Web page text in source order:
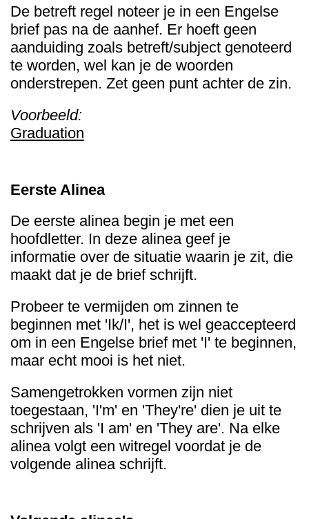
De betreft regel noteer je in een Engelse
brief pas na de aanhef. Er hoeft geen
aanduiding zoals betreft/subject genoteerd
te worden, wel kan je de woorden
onderstrepen. Zet geen punt achter de zin.
Voorbeeld:
Graduation
Eerste Alinea
De eerste alinea begin je met een
hoofdletter. In deze alinea geef je
informatie over de situatie waarin je zit, die
maakt dat je de brief schrijft.
Probeer te vermijden om zinnen te
beginnen met 'Ik/I', het is wel geaccepteerd
om in een Engelse brief met 'I' te beginnen,
maar echt mooi is het niet.
Samengetrokken vormen zijn niet
toegestaan, 'I'm' en 'They're' dien je uit te
schrijven als 'I am' en 'They are'. Na elke
alinea volgt een witregel voordat je de
volgende alinea schrijft.